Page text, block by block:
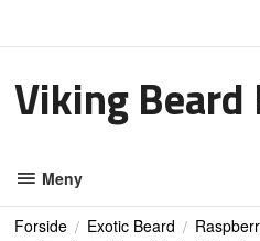
Viking Beard
Meny
Forside Exotic Beard